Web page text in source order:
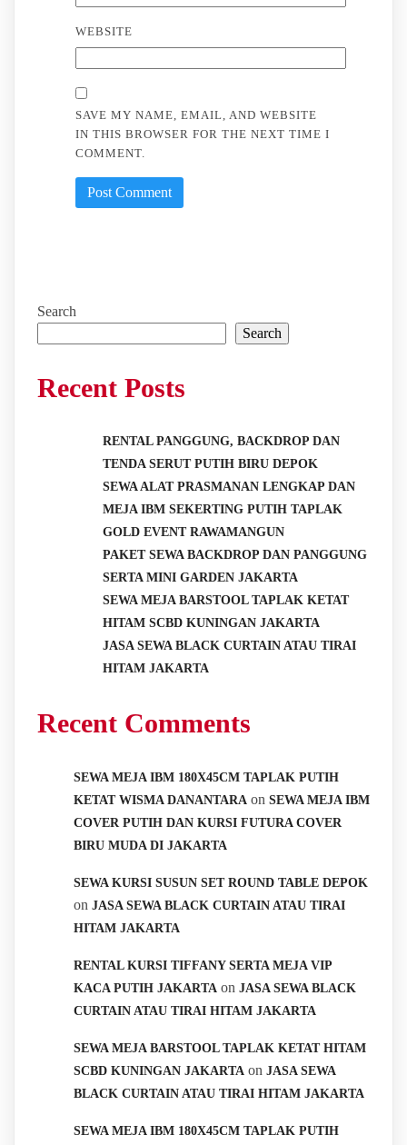
WEBSITE
SAVE MY NAME, EMAIL, AND WEBSITE
IN THIS BROWSER FOR THE NEXT TIME I
COMMENT.
Search
Search
Recent Posts
RENTAL PANGGUNG, BACKDROP DAN
TENDA SERUT PUTIH BIRU DEPOK
SEWA ALAT PRASMANAN LENGKAP DAN
MEJA IBM SEKERTING PUTIH TAPLAK
GOLD EVENT RAWAMANGUN
PAKET SEWA BACKDROP DAN PANGGUNG
SERTA MINI GARDEN JAKARTA
SEWA MEJA BARSTOOL TAPLAK KETAT
HITAM SCBD KUNINGAN JAKARTA
JASA SEWA BLACK CURTAIN ATAU TIRAI
HITAM JAKARTA
Recent Comments
SEWA MEJA IBM 180X45CM TAPLAK PUTIH
KETAT WISMA DANANTARA on SEWA MEJA IBM
COVER PUTIH DAN KURSI FUTURA COVER
BIRU MUDA DI JAKARTA
SEWA KURSI SUSUN SET ROUND TABLE DEPOK
on JASA SEWA BLACK CURTAIN ATAU TIRAI
HITAM JAKARTA
RENTAL KURSI TIFFANY SERTA MEJA VIP
KACA PUTIH JAKARTA on JASA SEWA BLACK
CURTAIN ATAU TIRAI HITAM JAKARTA
SEWA MEJA BARSTOOL TAPLAK KETAT HITAM
SCBD KUNINGAN JAKARTA on JASA SEWA
BLACK CURTAIN ATAU TIRAI HITAM JAKARTA
SEWA MEJA IBM 180X45CM TAPLAK PUTIH